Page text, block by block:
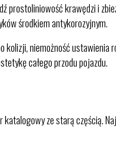
prostoliniowość krawędzi i
środkiem antykorozyjnym.
kolizji, niemożność
całego przodu pojazdu.
ze starą częścią.